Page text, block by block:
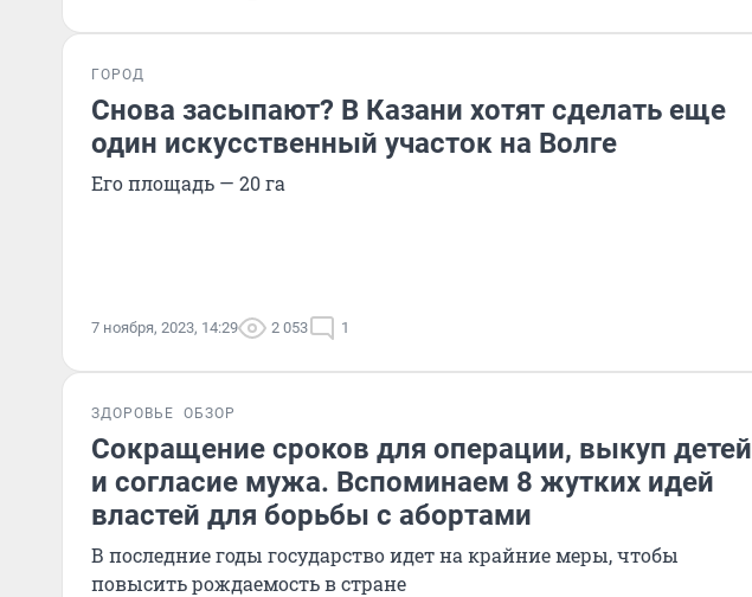
ГОРОД
Снова засыпают? В Казани хотят сделать еще
один искусственный участок на Волге
Его площадь — 20 га
7 ноября, 2023, 14:29 2 053 1
ЗДОРОВЬЕ ОБЗОР
Сокращение сроков для операции, выкуп детей
и согласие мужа. Вспоминаем 8 жутких идей
властей для борьбы с абортами
В последние годы государство идет на крайние меры, чтобы
повысить рождаемость в стране